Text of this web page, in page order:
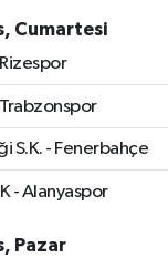
Cumartesi
Trabzonspor
S.K. - Fenerbahçe
- Alanyaspor
Pazar